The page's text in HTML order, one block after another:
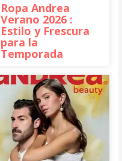
Ropa Andrea
Verano 2026 :
Estilo y Frescura
para la
Temporada